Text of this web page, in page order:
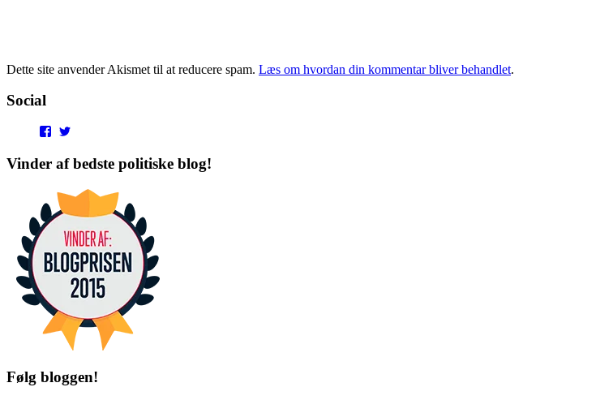
Dette site anvender Akismet til at reducere spam. Læs om hvordan din kommentar bliver behandlet.
Social
View
profile
on
profile
on
Vinder af bedste politiske blog!
Følg bloggen!